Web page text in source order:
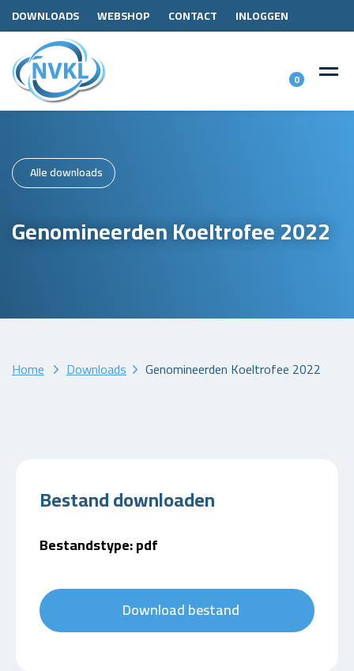
DOWNLOADS WEBSHOP CONTACT INLOGGEN
0
Alle downloads
Genomineerden Koeltrofee 2022
Home Downloads Genomineerden Koeltrofee 2022
Bestand downloaden
Bestandstype: pdf
Download bestand